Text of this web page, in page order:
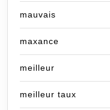
mauvais
maxance
meilleur
meilleur taux